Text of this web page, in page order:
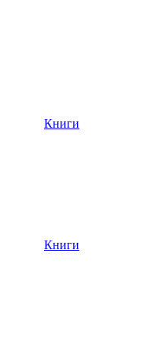
Книги
Книги